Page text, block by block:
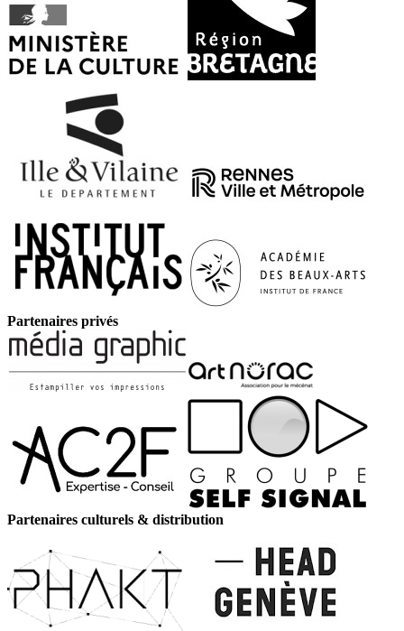
Partenaires privés
Partenaires culturels & distribution